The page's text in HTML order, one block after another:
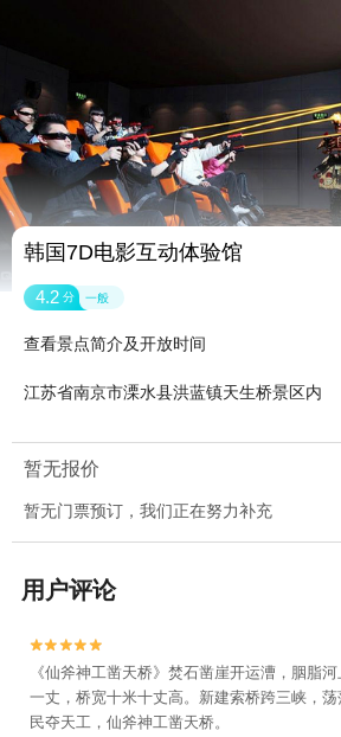
韩国7D电影互动体验馆
4.2 分 一般
查看景点简介及开放时间
江苏省南京市溧水县洪蓝镇天生桥景区内
暂无报价
暂无门票预订，我们正在努力补充
用户评论


《仙斧神工凿天桥》焚石凿崖开运漕，胭脂
一丈，桥宽十米十丈高。新建索桥跨三峡，
民夺天工，仙斧神工凿天桥。